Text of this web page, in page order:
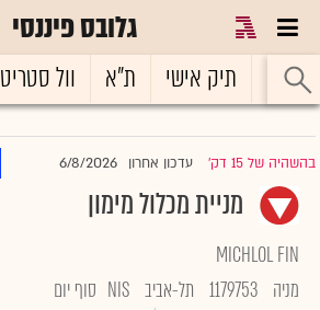
גלובס פיננסי
ראשי תיק אישי ת"א וול סטריט
בהשהיה של 15 דק' |עדכון אחרון 6/8/2026
מניית מכלול מימון
MICHLOL FIN
מניה 1179753 תל-אביב NIS סוף יום